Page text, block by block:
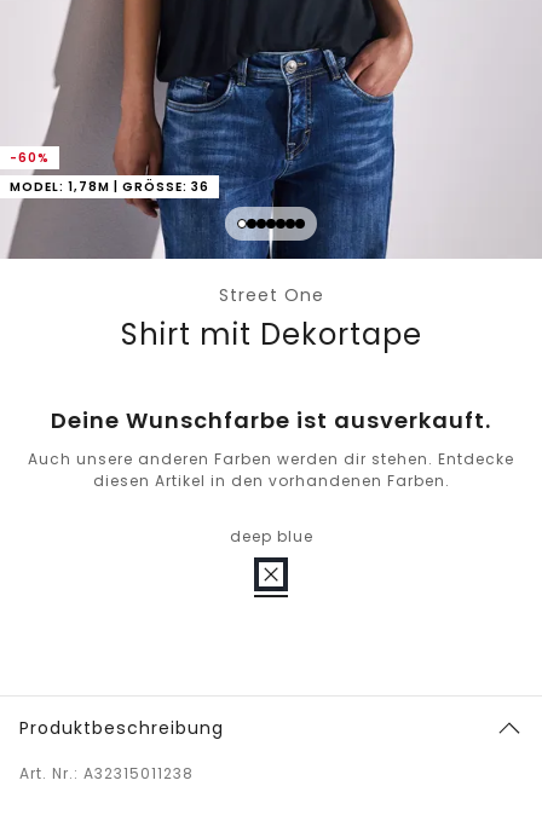
-60%
MODEL: 1,78M | GRÖSSE: 36
Street One
Shirt mit Dekortape
Deine Wunschfarbe ist ausverkauft.
Auch unsere anderen Farben werden dir stehen. Entdecke
diesen Artikel in den vorhandenen Farben.
deep blue
Produktbeschreibung
Art. Nr.: A32315011238